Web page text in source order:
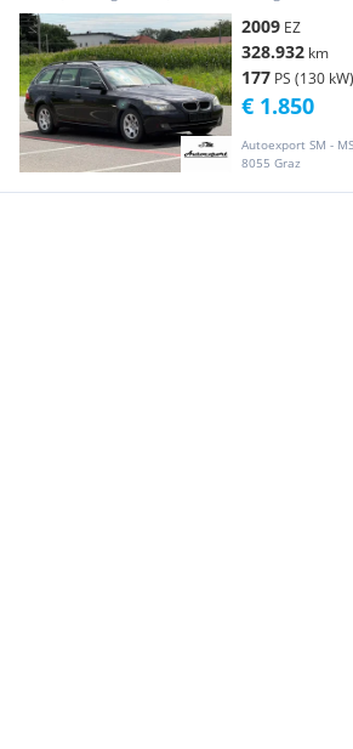
2009 EZ
328.932 km
177 PS (130 kW)
Autoexport SM -
8055 Graz
€ 1.850